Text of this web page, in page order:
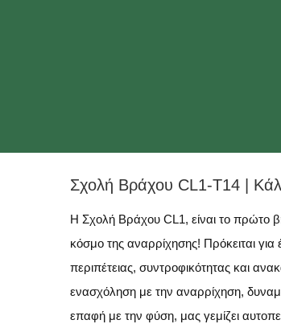
Σχολή Βράχου CL1-T14 |
Η Σχολή Βράχου CL1, είναι το πρώτο
κόσμο της αναρρίχησης! Πρόκειται
περιπέτειας, συντροφικότητας και
ενασχόληση με την αναρρίχηση,
επαφή με την φύση, μας γεμίζει